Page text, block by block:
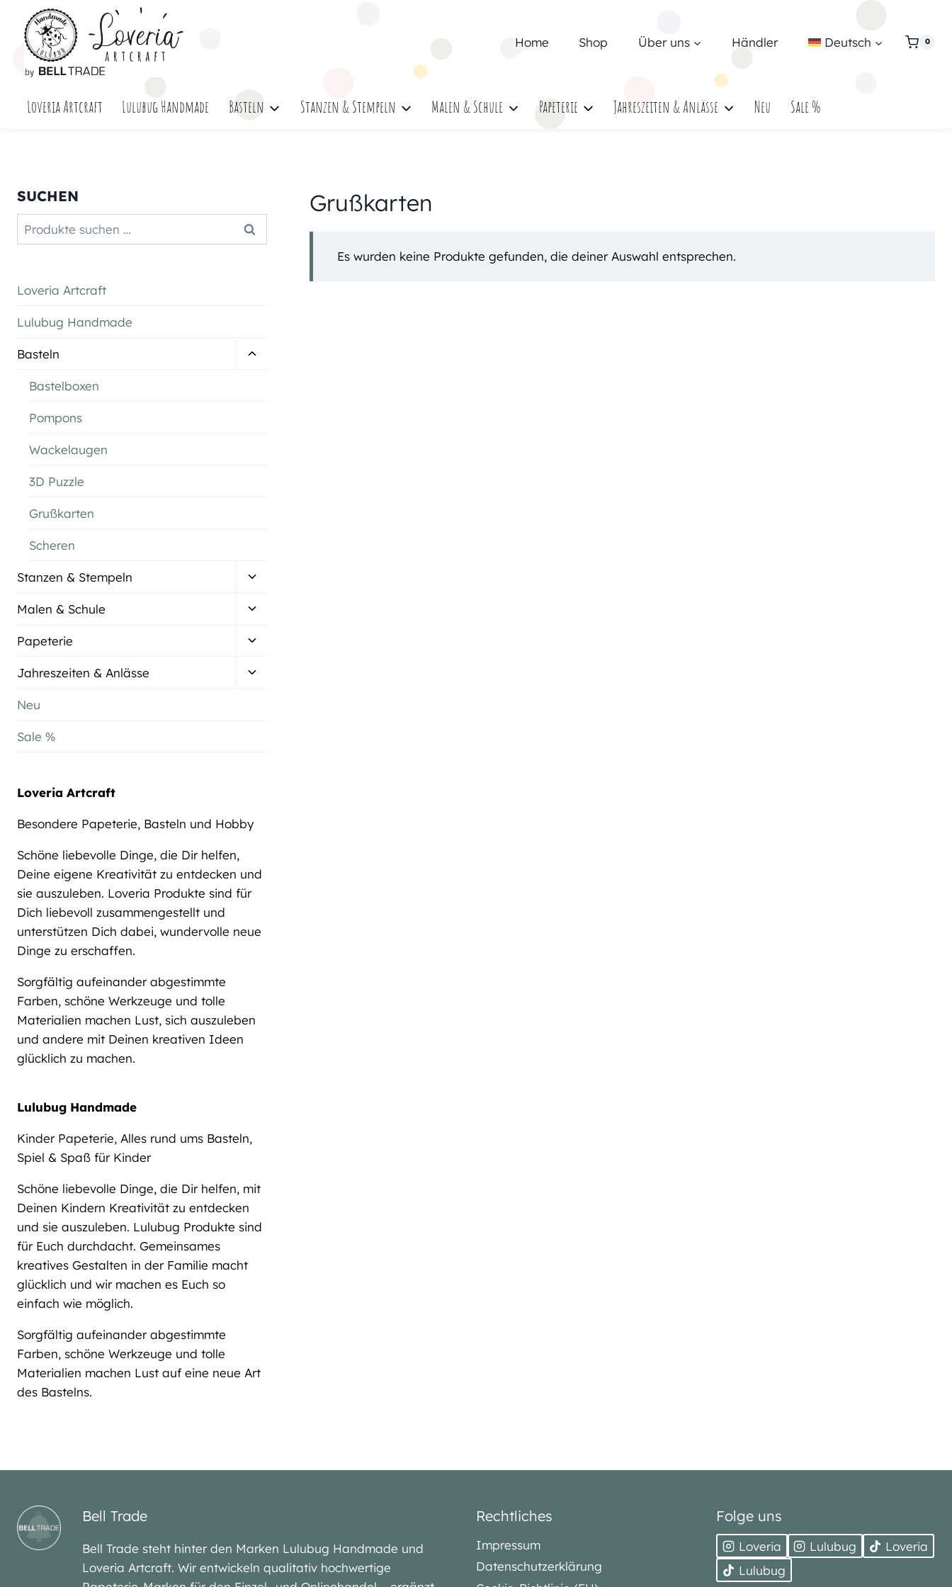
Inhalt
springen
Home Shop Über uns Händler Deutsch 0
Loveria Artcraft Lulubug Handmade Basteln Stanzen & Stempeln Malen & Schule Papeterie Jahreszeiten & Anlässe Neu Sale %
Grußkarten
Es wurden keine Produkte gefunden, die deiner Auswahl entsprechen.
SUCHEN
Suchen
nach:
Suchen
Loveria Artcraft
Lulubug Handmade
Basteln
Untermenü
Bastelboxen
Pompons
Wackelaugen
3D Puzzle
Grußkarten
Scheren
Stanzen & Stempeln
Untermenü
Malen & Schule
Untermenü
Papeterie
Untermenü
Jahreszeiten & Anlässe
Untermenü
Neu
Sale %
Loveria Artcraft
Besondere Papeterie, Basteln und Hobby
Schöne liebevolle Dinge, die Dir helfen,
Deine eigene Kreativität zu entdecken und
sie auszuleben. Loveria Produkte sind für
Dich liebevoll zusammengestellt und
unterstützen Dich dabei, wundervolle neue
Dinge zu erschaffen.
Sorgfältig aufeinander abgestimmte
Farben, schöne Werkzeuge und tolle
Materialien machen Lust, sich auszuleben
und andere mit Deinen kreativen Ideen
glücklich zu machen.
Lulubug Handmade
Kinder Papeterie, Alles rund ums Basteln,
Spiel & Spaß für Kinder
Schöne liebevolle Dinge, die Dir helfen, mit
Deinen Kindern Kreativität zu entdecken
und sie auszuleben. Lulubug Produkte sind
für Euch durchdacht. Gemeinsames
kreatives Gestalten in der Familie macht
glücklich und wir machen es Euch so
einfach wie möglich.
Sorgfältig aufeinander abgestimmte
Farben, schöne Werkzeuge und tolle
Materialien machen Lust auf eine neue Art
des Bastelns.
Bell Trade
Bell Trade steht hinter den Marken Lulubug Handmade und
Loveria Artcraft. Wir entwickeln qualitativ hochwertige
Rechtliches
Impressum
Datenschutzerklärung
Folge uns
Loveria Lulubug
Loveria
Lulubug